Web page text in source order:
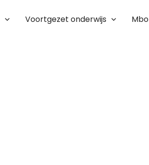
Voortgezet onderwijs Mbo